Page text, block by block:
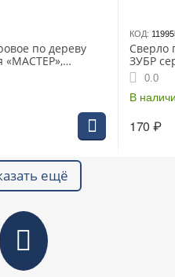
по дереву
«МАСТЕР»,
1/4", (29505-14)
КОД:
Сверло
ЗУБР
0.0
В
170 ₽
ещё